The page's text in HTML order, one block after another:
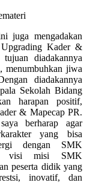
juga mengadakan
Upgrading Kader &
diadakannya
menumbuhkan jiwa
diadakannya
Sekolah Bidang
harapan positif,
& Mapecap PR.
berharap agar
yang bisa
dengan SMK
visi misi SMK
peserta didik yang
inovatif, dan